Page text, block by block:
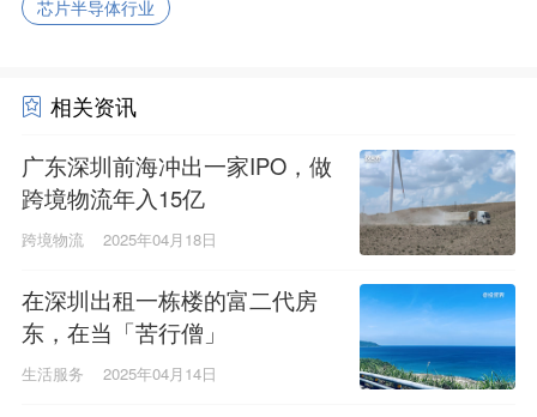
芯片半导体行业
相关资讯
广东深圳前海冲出一家IPO，做
跨境物流年入15亿
跨境物流 2025年04月18日
在深圳出租一栋楼的富二代房
东，在当「苦行僧」
生活服务 2025年04月14日